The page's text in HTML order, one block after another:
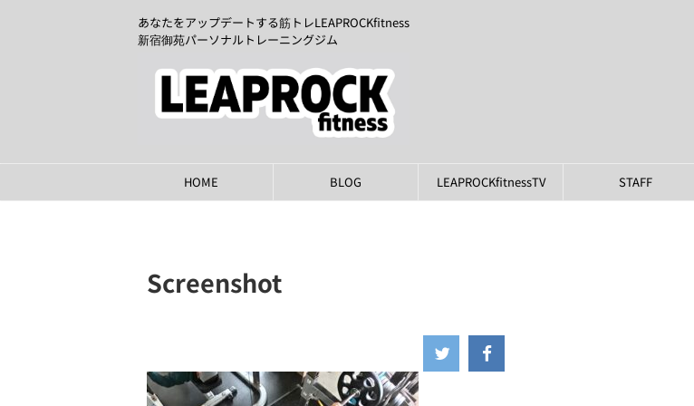
あなたをアップデートする筋トレLEAPROCKfitness
新宿御苑パーソナルトレーニングジム
HOME BLOG LEAPROCKfitnessTV STAFF
Screenshot